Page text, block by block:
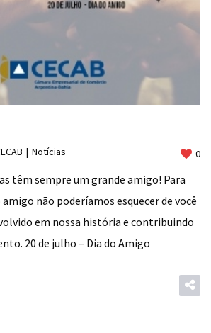
Notícias 0
têm sempre um grande amigo! Para
não poderíamos esquecer de você
em nossa história e contribuindo
20 de julho – Dia do Amigo